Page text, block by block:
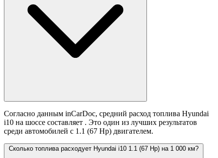
Согласно данным inCarDoc, средний расход топлива Hyundai
i10 на шоссе составляет . Это один из лучших результатов
среди автомобилей с 1.1 (67 Hp) двигателем.
Сколько топлива расходует Hyundai i10 1.1 (67 Hp) на 1 000 км?